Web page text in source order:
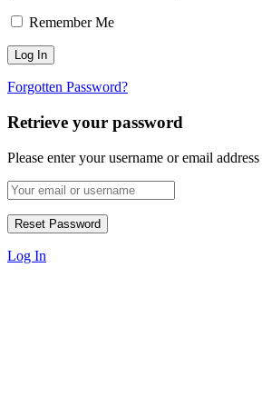
Remember Me
Forgotten Password?
Retrieve your password
Please enter your username or email
Log In